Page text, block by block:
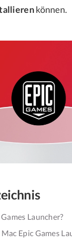
können.
Launcher?
Epic Games